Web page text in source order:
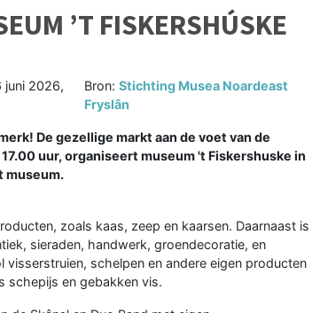
’T FISKERSHÚSKE
juni 2026,
Bron: Stichting Musea Noardeast
Fryslân
De gezellige markt aan de voet van de
uur, organiseert museum 't Fiskershuske in
museum.
zoals kaas, zeep en kaarsen. Daarnaast is
sieraden, handwerk, groendecoratie, en
schelpen en andere eigen producten
schepijs en gebakken vis.